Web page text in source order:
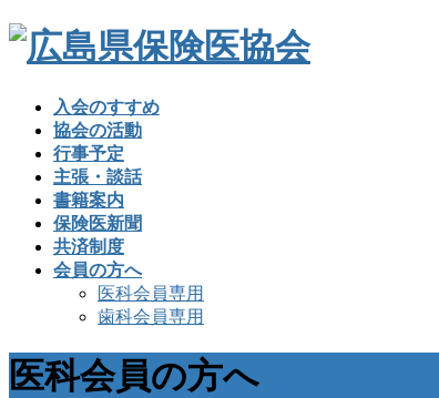
入会のすすめ
協会の活動
行事予定
主張・談話
書籍案内
保険医新聞
共済制度
会員の方へ
医科会員専用
歯科会員専用
医科会員の方へ